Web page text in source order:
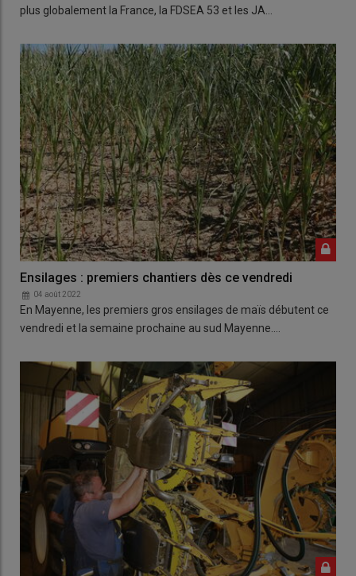
plus globalement la France, la FDSEA 53 et les JA…
Ensilages : premiers chantiers dès ce vendredi
04 août 2022
En Mayenne, les premiers gros ensilages de maïs débutent ce
vendredi et la semaine prochaine au sud Mayenne.…